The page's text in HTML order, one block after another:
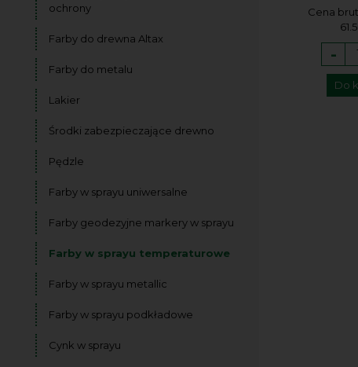
ochrony
Farby do drewna Altax
Farby do metalu
Lakier
Środki zabezpieczające drewno
Pędzle
Farby w sprayu uniwersalne
Farby geodezyjne markery w sprayu
Farby w sprayu temperaturowe
Farby w sprayu metallic
Farby w sprayu podkładowe
Cynk w sprayu
Cena
-
Do